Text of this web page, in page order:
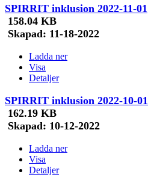
SPIRRIT inklusion 2022-11-01
158.04 KB
Skapad: 11-18-2022
Ladda ner
Visa
Detaljer
SPIRRIT inklusion 2022-10-01
162.19 KB
Skapad: 10-12-2022
Ladda ner
Visa
Detaljer